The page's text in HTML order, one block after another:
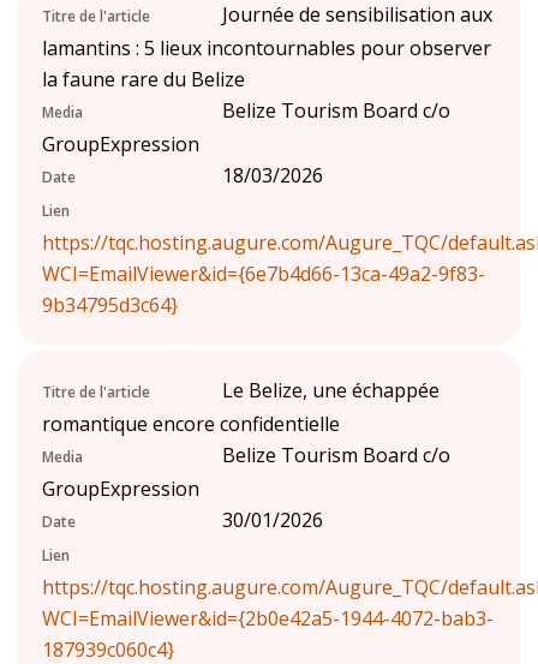
Titre de l'article
Journée de sensibilisation aux
lamantins : 5 lieux incontournables pour observer
la faune rare du Belize
Media
Belize Tourism Board c/o
GroupExpression
Date 18/03/2026
Lien
https://tqc.hosting.augure.com/Augure_TQC/
WCI=EmailViewer&id={6e7b4d66-13ca-49a2-9f83-
9b34795d3c64}
Titre de l'article
Le Belize, une échappée
romantique encore confidentielle
Media
Belize Tourism Board c/o
GroupExpression
Date 30/01/2026
Lien
https://tqc.hosting.augure.com/Augure_TQC/
WCI=EmailViewer&id={2b0e42a5-1944-4072-bab3-
187939c060c4}